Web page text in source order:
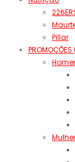
Pillar
Mulher